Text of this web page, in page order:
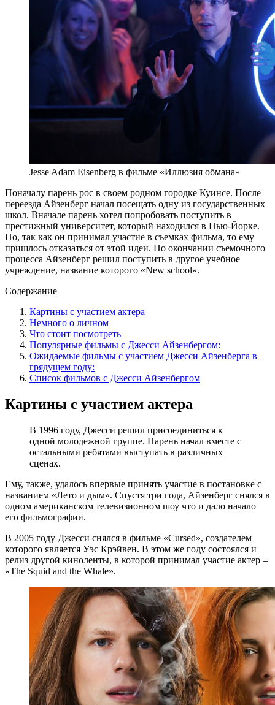
Jesse Adam Eisenberg в фильме «Иллюзия обмана»
Поначалу парень рос в своем родном городке Куинсе. После
переезда Айзенберг начал посещать одну из государственных
школ. Вначале парень хотел попробовать поступить в
престижный университет, который находился в Нью-Йорке.
Но, так как он принимал участие в съемках фильма, то ему
пришлось отказаться от этой идеи. По окончании съемочного
процесса Айзенберг решил поступить в другое учебное
учреждение, название которого «New school».
Содержание
Картины с участием актера
Немного о личном
Что стоит посмотреть
Популярные фильмы с Джесси Айзенбергом:
Ожидаемые фильмы с участием Джесси Айзенберга в
грядущем году:
Список фильмов с Джесси Айзенбергом
Картины с участием актера
В 1996 году, Джесси решил присоединиться к
одной молодежной группе. Парень начал вместе с
остальными ребятами выступать в различных
сценах.
Ему, также, удалось впервые принять участие в постановке с
названием «Лето и дым». Спустя три года, Айзенберг снялся в
одном американском телевизионном шоу что и дало начало
его фильмографии.
В 2005 году Джесси снялся в фильме «Cursed», создателем
которого является Уэс Крэйвен. В этом же году состоялся и
релиз другой киноленты, в которой принимал участие актер –
«The Squid and the Whale».